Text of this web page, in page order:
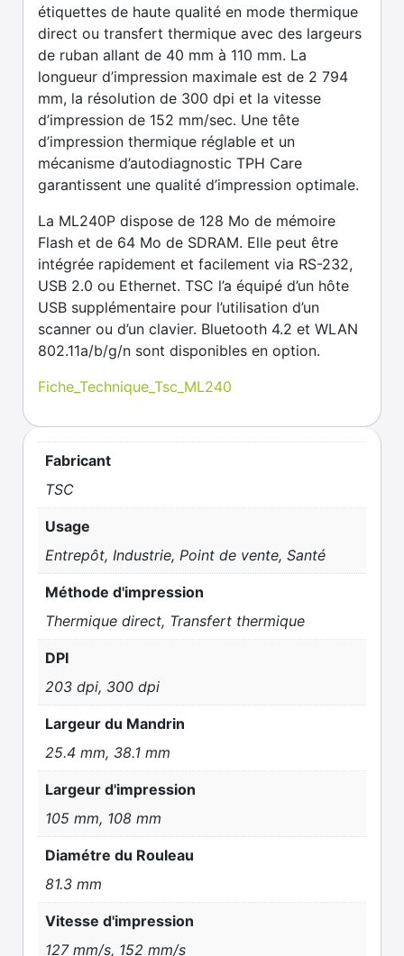
étiquettes de haute qualité en mode thermique
direct ou transfert thermique avec des largeurs
de ruban allant de 40 mm à 110 mm. La
longueur d’impression maximale est de 2 794
mm, la résolution de 300 dpi et la vitesse
d’impression de 152 mm/sec. Une tête
d’impression thermique réglable et un
mécanisme d’autodiagnostic TPH Care
garantissent une qualité d’impression optimale.
La ML240P dispose de 128 Mo de mémoire
Flash et de 64 Mo de SDRAM. Elle peut être
intégrée rapidement et facilement via RS-232,
USB 2.0 ou Ethernet. TSC l’a équipé d’un hôte
USB supplémentaire pour l’utilisation d’un
scanner ou d’un clavier. Bluetooth 4.2 et WLAN
802.11a/b/g/n sont disponibles en option.
Fiche_Technique_Tsc_ML240
Fabricant
TSC
Usage
Entrepôt, Industrie, Point de vente, Santé
Méthode d'impression
Thermique direct, Transfert thermique
DPI
203 dpi, 300 dpi
Largeur du Mandrin
25.4 mm, 38.1 mm
Largeur d'impression
105 mm, 108 mm
Diamétre du Rouleau
81.3 mm
Vitesse d'impression
127 mm/s, 152 mm/s